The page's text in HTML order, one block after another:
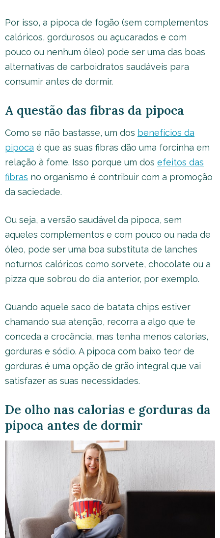
Por isso, a pipoca de fogão (sem complementos
calóricos, gordurosos ou açucarados e com
pouco ou nenhum óleo) pode ser uma das boas
alternativas de carboidratos saudáveis para
consumir antes de dormir.
A questão das fibras da pipoca
Como se não bastasse, um dos benefícios da
pipoca é que as suas fibras dão uma forcinha em
relação à fome. Isso porque um dos efeitos das
fibras no organismo é contribuir com a promoção
da saciedade.
Ou seja, a versão saudável da pipoca, sem
aqueles complementos e com pouco ou nada de
óleo, pode ser uma boa substituta de lanches
noturnos calóricos como sorvete, chocolate ou a
pizza que sobrou do dia anterior, por exemplo.
Quando aquele saco de batata chips estiver
chamando sua atenção, recorra a algo que te
conceda a crocância, mas tenha menos calorias,
gorduras e sódio. A pipoca com baixo teor de
gorduras é uma opção de grão integral que vai
satisfazer as suas necessidades.
De olho nas calorias e gorduras da
pipoca antes de dormir